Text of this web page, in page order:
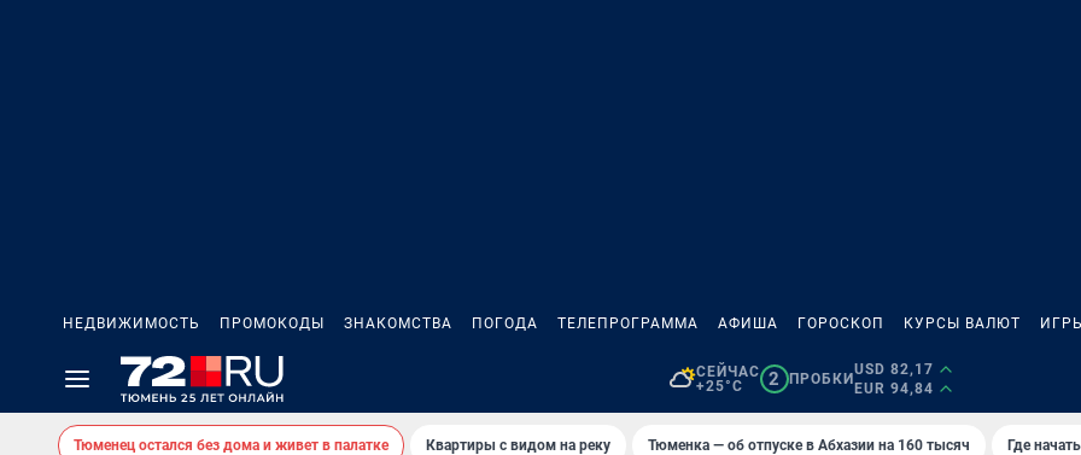
НЕДВИЖИМОСТЬ ПРОМОКОДЫ ЗНАКОМСТВА ПОГОДА ТЕЛЕПРОГРАММА АФИША ГОРОСКОП КУРСЫ ВАЛЮТ
СЕЙЧАС
+25°C
2 ПРОБКИ
USD 82,17
EUR 94,84
Тюменец остался без дома и живет в палатке Квартиры с видом на реку Тюменка — об отпуске в Абхазии на 160 тысяч Где